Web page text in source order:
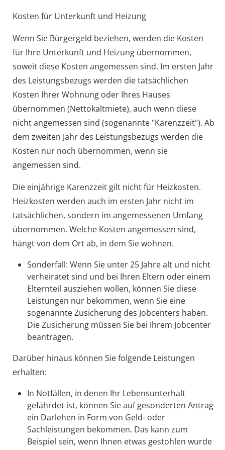
Kosten für Unterkunft und Heizung
Wenn Sie Bürgergeld beziehen, werden die Kosten
für Ihre Unterkunft und Heizung übernommen,
soweit diese Kosten angemessen sind. Im ersten Jahr
des Leistungsbezugs werden die tatsächlichen
Kosten Ihrer Wohnung oder Ihres Hauses
übernommen (Nettokaltmiete), auch wenn diese
nicht angemessen sind (sogenannte "Karenzzeit"). Ab
dem zweiten Jahr des Leistungsbezugs werden die
Kosten nur noch übernommen, wenn sie
angemessen sind.
Die einjährige Karenzzeit gilt nicht für Heizkosten.
Heizkosten werden auch im ersten Jahr nicht im
tatsächlichen, sondern im angemessenen Umfang
übernommen. Welche Kosten angemessen sind,
hängt von dem Ort ab, in dem Sie wohnen.
Sonderfall: Wenn Sie unter 25 Jahre alt und nicht
verheiratet sind und bei Ihren Eltern oder einem
Elternteil ausziehen wollen, können Sie diese
Leistungen nur bekommen, wenn Sie eine
sogenannte Zusicherung des Jobcenters haben.
Die Zusicherung müssen Sie bei Ihrem Jobcenter
beantragen.
Darüber hinaus können Sie folgende Leistungen
erhalten:
In Notfällen, in denen Ihr Lebensunterhalt
gefährdet ist, können Sie auf gesonderten Antrag
ein Darlehen in Form von Geld- oder
Sachleistungen bekommen. Das kann zum
Beispiel sein, wenn Ihnen etwas gestohlen wurde